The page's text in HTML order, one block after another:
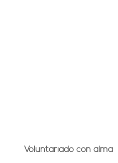
Voluntariado con alma